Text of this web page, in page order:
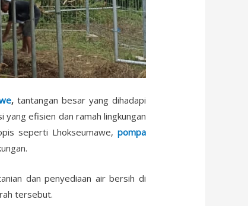
,tantangan besar yang dihadapi
yang efisien dan ramah lingkungan
seperti Lhokseumawe, pompa
dan penyediaan air bersih di
tersebut.